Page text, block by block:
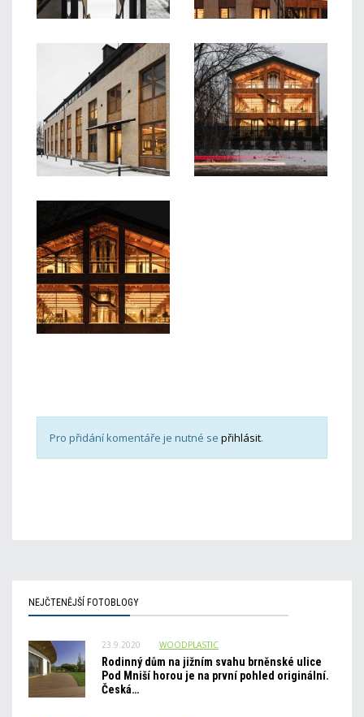
Pro přidání komentáře je nutné se přihlásit.
NEJČTENĚJŠÍ FOTOBLOGY
23.9.2020 WOODPLASTIC
Rodinný dům na jižním svahu brněnské ulice
Pod Mniší horou je na první pohled originální.
Česká…